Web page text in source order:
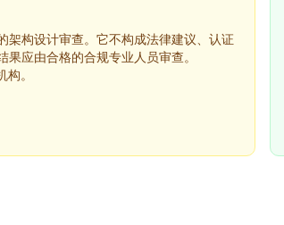
架构设计审查。它不构成法律建议、认证
果应由合格的合规专业人员审查。
构。